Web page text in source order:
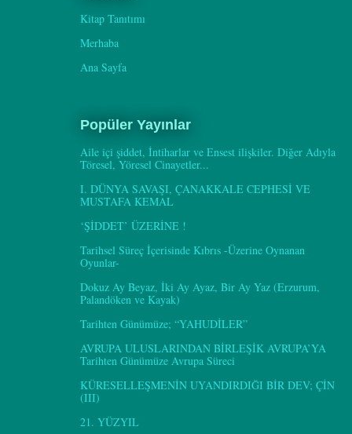
Kitap Tanıtımı
Merhaba
Ana Sayfa
Popüler Yayınlar
Aile içi şiddet, İntiharlar ve Ensest ilişkiler. Diğer Adıyla
Töresel, Yöresel Cinayetler...
I. DÜNYA SAVAŞI, ÇANAKKALE CEPHESİ VE
MUSTAFA KEMAL
‘ŞİDDET’ ÜZERİNE !
Tarihsel Süreç İçerisinde Kıbrıs -Üzerine Oynanan
Oyunlar-
Dokuz Ay Beyaz, İki Ay Ayaz, Bir Ay Yaz (Erzurum,
Palandöken ve Kayak)
Tarihten Günümüze; “YAHUDİLER”
AVRUPA ULUSLARINDAN BİRLEŞİK AVRUPA’YA
Tarihten Günümüze Avrupa Süreci
KÜRESELLEŞMENİN UYANDIRDIĞI BİR DEV; ÇİN
(III)
21. YÜZYIL